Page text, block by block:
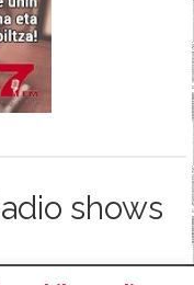
shows